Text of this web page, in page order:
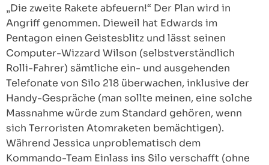
„Die zweite Rakete abfeuern!“ Der Plan wird in
Angriff genommen. Dieweil hat Edwards im
Pentagon einen Geistesblitz und lässt seinen
Computer-Wizzard Wilson (selbstverständlich
Rolli-Fahrer) sämtliche ein- und ausgehenden
Telefonate von Silo 218 überwachen, inklusive der
Handy-Gespräche (man sollte meinen, eine solche
Massnahme würde zum Standard gehören, wenn
sich Terroristen Atomraketen bemächtigen).
Während Jessica unproblematisch dem
Kommando-Team Einlass ins Silo verschafft (ohne